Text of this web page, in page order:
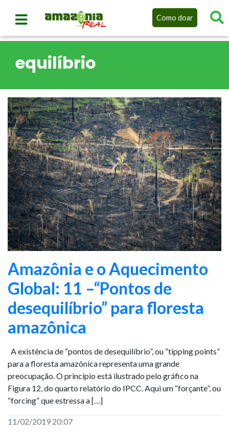
Como doar
equilíbrio
Amazônia e o Aquecimento
Global: 11 –“Pontos de
desequilíbrio” para floresta
amazônica
A existência de “pontos de desequilíbrio”, ou “tipping points”
para a floresta amazônica representa uma grande
preocupação. O princípio está ilustrado pelo gráfico na
Figura 12, do quarto relatório do IPCC. Aqui um “forçante”, ou
“forcing” que estressa a […]
11/02/2019 20:07